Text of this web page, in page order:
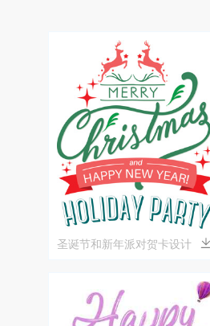
圣诞节和新年派对贺卡设计